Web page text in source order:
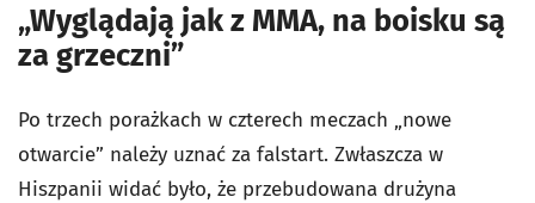
„Wyglądają jak z MMA, na boisku są
za grzeczni”
Po trzech porażkach w czterech meczach „nowe
otwarcie” należy uznać za falstart. Zwłaszcza w
Hiszpanii widać było, że przebudowana drużyna